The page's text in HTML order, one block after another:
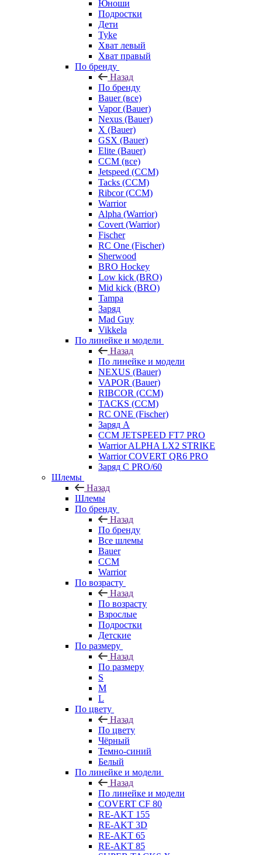
Юноши
Подростки
Дети
Tyke
Хват левый
Хват правый
По бренду
Назад
По бренду
Bauer (все)
Vapor (Bauer)
Nexus (Bauer)
X (Bauer)
GSX (Bauer)
Elite (Bauer)
CCM (все)
Jetspeed (CCM)
Tacks (CCM)
Ribcor (CCM)
Warrior
Alpha (Warrior)
Covert (Warrior)
Fischer
RC One (Fischer)
Sherwood
BRO Hockey
Low kick (BRO)
Mid kick (BRO)
Tampa
Заряд
Mad Guy
Vikkela
По линейке и модели
Назад
По линейке и модели
NEXUS (Bauer)
VAPOR (Bauer)
RIBCOR (CCM)
TACKS (CCM)
RC ONE (Fischer)
Заряд А
CCM JETSPEED FT7 PRO
Warrior ALPHA LX2 STRIKE
Warrior COVERT QR6 PRO
Заряд С PRO/60
Шлемы
Назад
Шлемы
По бренду
Назад
По бренду
Все шлемы
Bauer
CCM
Warrior
По возрасту
Назад
По возрасту
Взрослые
Подростки
Детские
По размеру
Назад
По размеру
S
M
L
По цвету
Назад
По цвету
Чёрный
Темно-синий
Белый
По линейке и модели
Назад
По линейке и модели
COVERT CF 80
RE-AKT 155
RE-AKT 3D
RE-AKT 65
RE-AKT 85